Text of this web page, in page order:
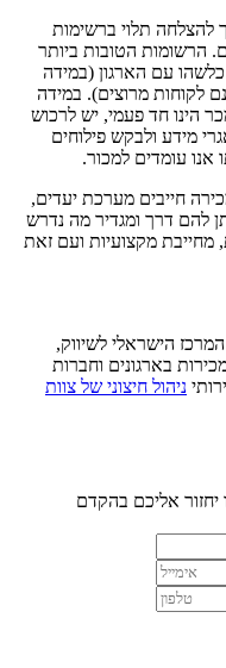
להצלחה תלוי ברשימות
הרשומות הטובות ביותר
עם הארגון (במידה
לקוחות מרוצים). במידה
הינו חד פעמי, יש לרכוש
מידע ולבקש פילוחים
עומדים למכור.
חייבים מערכת יעדים,
להם דרך ומגדיר מה נדרש
מחייבת מקצועיות ועם זאת
הישראלי לשיווק,
בארגונים וחברות
ניהול חיצוני של צוות
אליכם בהקדם